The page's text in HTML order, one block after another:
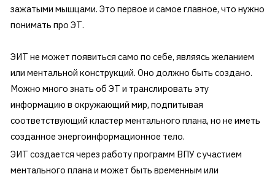
зажатыми мышцами. Это первое и самое главное, что нужно
понимать про ЭТ.
ЭИТ не может появиться само по себе, являясь желанием
или ментальной конструкций. Оно должно быть создано.
Можно много знать об ЭТ и транслировать эту
информацию в окружающий мир, подпитывая
соответствующий кластер ментального плана, но не иметь
созданное энергоинформационное тело.
ЭИТ создается через работу программ ВПУ с участием
ментального плана и может быть временным или